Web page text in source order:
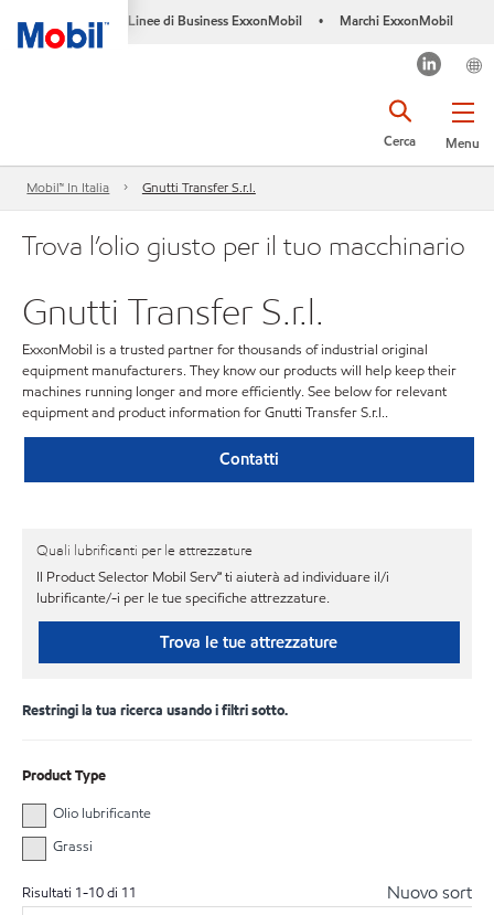
Linee di Business ExxonMobil • Marchi ExxonMobil
Menu
Cerca
Mobil™ In Italia Gnutti Transfer S.r.l.
Trova l’olio giusto per il tuo macchinario
Gnutti Transfer S.r.l.
ExxonMobil is a trusted partner for thousands of industrial original
equipment manufacturers. They know our products will help keep their
machines running longer and more efficiently. See below for relevant
equipment and product information for Gnutti Transfer S.r.l..
Contatti
Quali lubrificanti per le attrezzature
Il Product Selector Mobil Serv℠ ti aiuterà ad individuare il/i
lubrificante/-i per le tue specifiche attrezzature.
Trova le tue attrezzature
Restringi la tua ricerca usando i filtri sotto.
Product Type
Olio lubrificante
Grassi
Risultati 1-10di 11 Nuovo sort